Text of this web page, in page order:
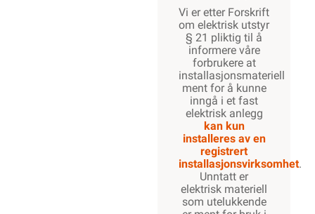
Vi er etter Forskrift
om elektrisk utstyr
§ 21 pliktig til å
informere våre
forbrukere at
installasjonsmateriell
ment for å kunne
inngå i et fast
elektrisk anlegg
kan kun
installeres av en
registrert
installasjonsvirksomhet.
Unntatt er
elektrisk materiell
som utelukkende